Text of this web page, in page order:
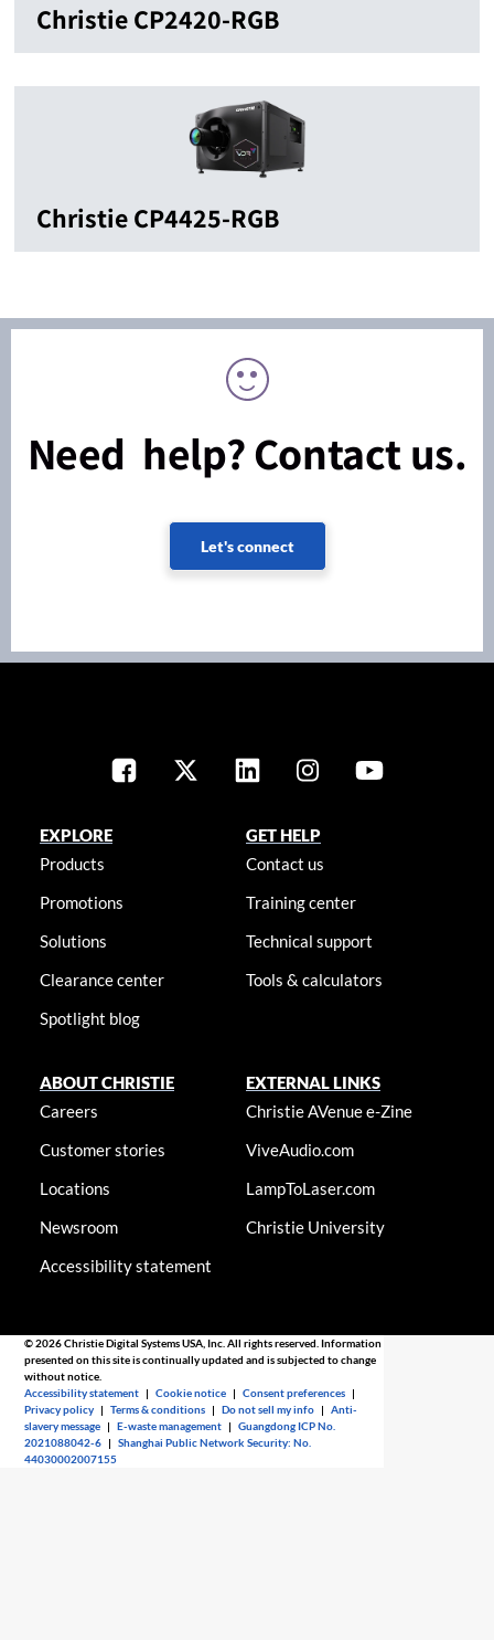
Christie CP2420-RGB
Christie CP4425-RGB
Need help? Contact us.
Let's connect
EXPLORE
Products
Promotions
Solutions
Clearance center
Spotlight blog
GET HELP
Contact us
Training center
Technical support
Tools & calculators
ABOUT CHRISTIE
Careers
Customer stories
Locations
Newsroom
Accessibility statement
EXTERNAL LINKS
Christie AVenue e-Zine
ViveAudio.com
LampToLaser.com
Christie University
© 2026 Christie Digital Systems USA, Inc. All rights reserved. Information
presented on this site is continually updated and is subjected to change
without notice.
Accessibility statement |Cookie notice |Consent preferences |
Privacy policy |Terms & conditions |Do not sell my info |Anti-
slavery message |E-waste management |Guangdong ICP No.
2021088042-6 |Shanghai Public Network Security: No.
44030002007155